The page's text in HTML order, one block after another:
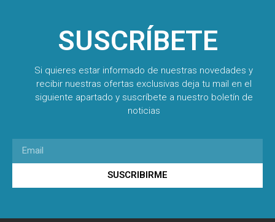
SUSCRÍBETE
Si quieres estar informado de nuestras novedades y
recibir nuestras ofertas exclusivas deja tu mail en el
siguiente apartado y suscríbete a nuestro boletín de
noticias
SUSCRIBIRME